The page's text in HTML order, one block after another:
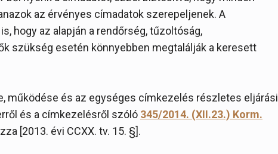
az érvényes címadatok szerepeljenek. A
hogy az alapján a rendőrség, tűzoltóság,
szükség esetén könnyebben megtalálják a keresett
működése és az egységes címkezelés részletes eljárási
és a címkezelésről szóló 345/2014. (XII.23.) Korm.
[2013. évi CCXX. tv. 15. §].